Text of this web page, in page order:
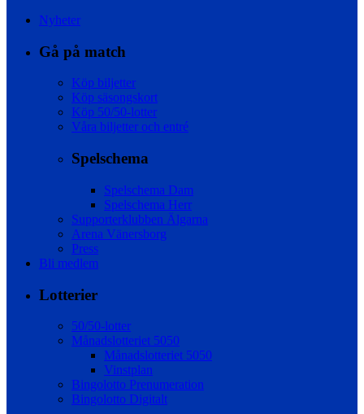
Nyheter
Gå på match
Köp biljetter
Köp säsongskort
Köp 50/50-lotter
Våra biljetter och entré
Spelschema
Spelschema Dam
Spelschema Herr
Supporterklubben Älgarna
Arena Vänersborg
Press
Bli medlem
Lotterier
50/50-lotter
Månadslotteriet 5050
Månadslotteriet 5050
Vinstplan
Bingolotto Prenumeration
Bingolotto Digitalt